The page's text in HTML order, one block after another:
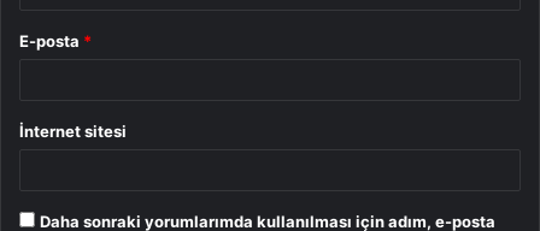
E-posta *
İnternet sitesi
Daha sonraki yorumlarımda kullanılması için adım, e-posta